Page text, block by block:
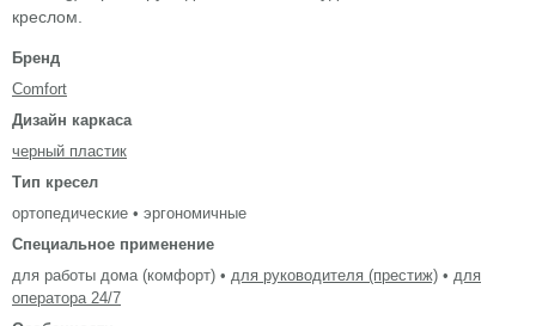
креслом.
Бренд
Comfort
Дизайн каркаса
черный пластик
Тип кресел
ортопедические • эргономичные
Специальное применение
для работы дома (комфорт) • для руководителя (престиж) • для
оператора 24/7